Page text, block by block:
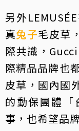
另外
真兔子毛皮草
際共識，
際精品品牌也
皮草，國內國
的動保團體「
事，也希望品